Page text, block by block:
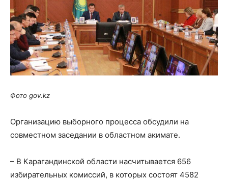
Фото gov.kz
Организацию выборного процесса обсудили на
совместном заседании в областном акимате.
– В Карагандинской области насчитывается 656
избирательных комиссий, в которых состоят 4582